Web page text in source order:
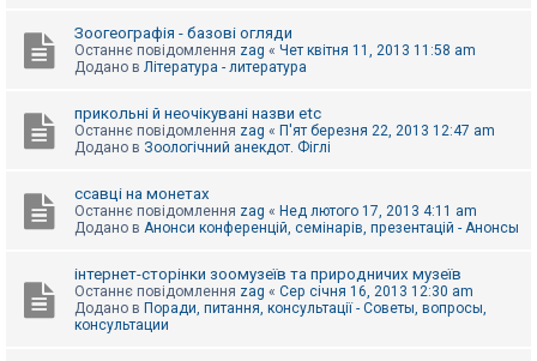
м
г
Зоогеографія - базові огляди
Останнє повідомлення zag « Чет квітня 11, 2013 11:58 am
Додано в Література - литература
прикольні й неочікувані назви etc
Останнє повідомлення zag « П'ят березня 22, 2013 12:47 am
Додано в Зоологічний анекдот. Фіглі
ссавці на монетах
Останнє повідомлення zag « Нед лютого 17, 2013 4:11 am
Додано в Анонси конференцій, семінарів, презентацій - Анонсы
інтернет-сторінки зоомузеїв та природничих музеїв
Останнє повідомлення zag « Сер січня 16, 2013 12:30 am
Додано в Поради, питання, консультації - Советы, вопросы,
консультации